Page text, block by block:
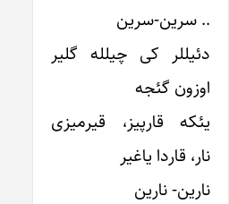
سرین-سرین
کی چیلله گلیر
گئجه
قارپیز، قیرمیزی
قاردا‌ یاغیر
نارین